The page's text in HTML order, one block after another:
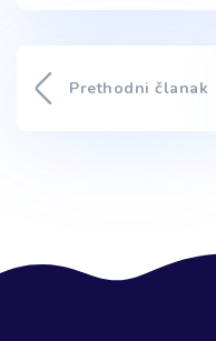
Prethodni članak